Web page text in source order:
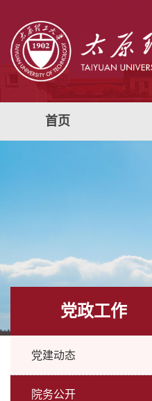
首页
党政工作
党建动态
院务公开